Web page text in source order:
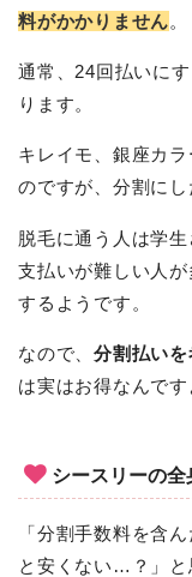
料がかかりません。
通常、24回払いにす
ります。
キレイモ、銀座カ
のですが、分割にし
脱毛に通う人は学
支払いが難しい人
するようです。
なので、分割払い
は実はお得なんです
シースリーの全
「分割手数料を含
と安くない…？」と